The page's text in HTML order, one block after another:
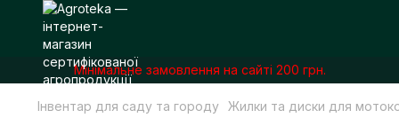
Мінімальне замовлення на сайті 200 грн.
Інвентар для саду та городу Жилки та диски для